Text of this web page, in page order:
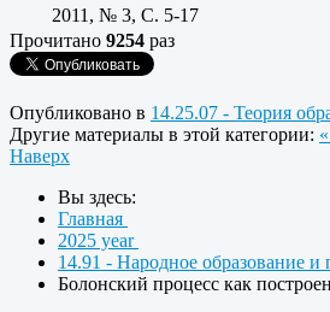
2011, № 3, C. 5-17
Прочитано 9254 раз
Опубликовано в 14.25.07 - Теория
Другие материалы в этой категории:
Наверх
Вы здесь:
Главная
2025 year
14.91 - Народное образование и
Болонский процесс как